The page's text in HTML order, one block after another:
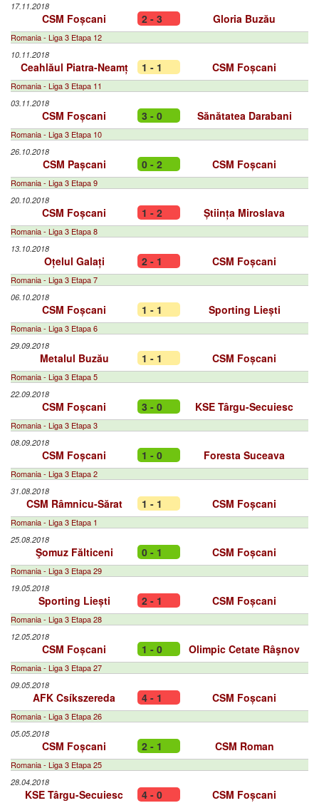
17.11.2018
CSM Foșcani 2 - 3 Gloria Buzău
Romania - Liga 3 Etapa 12
10.11.2018
Ceahlăul Piatra-Neamț 1 - 1 CSM Foșcani
Romania - Liga 3 Etapa 11
03.11.2018
CSM Foșcani 3 - 0 Sănătatea Darabani
Romania - Liga 3 Etapa 10
26.10.2018
CSM Pașcani 0 - 2 CSM Foșcani
Romania - Liga 3 Etapa 9
20.10.2018
CSM Foșcani 1 - 2 Știința Miroslava
Romania - Liga 3 Etapa 8
13.10.2018
Oțelul Galați 2 - 1 CSM Foșcani
Romania - Liga 3 Etapa 7
06.10.2018
CSM Foșcani 1 - 1 Sporting Liești
Romania - Liga 3 Etapa 6
29.09.2018
Metalul Buzău 1 - 1 CSM Foșcani
Romania - Liga 3 Etapa 5
22.09.2018
CSM Foșcani 3 - 0 KSE Târgu-Secuiesc
Romania - Liga 3 Etapa 3
08.09.2018
CSM Foșcani 1 - 0 Foresta Suceava
Romania - Liga 3 Etapa 2
31.08.2018
CSM Râmnicu-Sărat 1 - 1 CSM Foșcani
Romania - Liga 3 Etapa 1
25.08.2018
Şomuz Fălticeni 0 - 1 CSM Foșcani
Romania - Liga 3 Etapa 29
19.05.2018
Sporting Liești 2 - 1 CSM Foșcani
Romania - Liga 3 Etapa 28
12.05.2018
CSM Foșcani 1 - 0 Olimpic Cetate Râşnov
Romania - Liga 3 Etapa 27
09.05.2018
AFK Csíkszereda 4 - 1 CSM Foșcani
Romania - Liga 3 Etapa 26
05.05.2018
CSM Foșcani 2 - 1 CSM Roman
Romania - Liga 3 Etapa 25
28.04.2018
KSE Târgu-Secuiesc 4 - 0 CSM Foșcani